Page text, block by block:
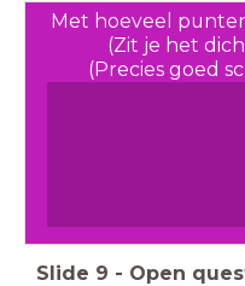
Met hoeveel
(Zit je het
(Precies goed
Slide 9 - Open